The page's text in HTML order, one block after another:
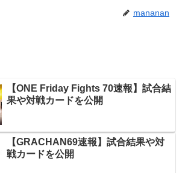
mananan
【ONE Friday Fights 70速報】試合結
果や対戦カードを公開
【GRACHAN69速報】試合結果や対
戦カードを公開